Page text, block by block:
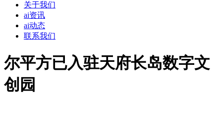
关于我们
ai资讯
ai动态
联系我们
尔平方已入驻天府长岛数字文
创园